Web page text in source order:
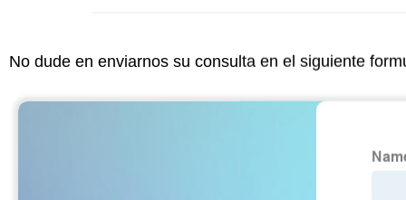
No dude en enviarnos su consulta en el siguiente